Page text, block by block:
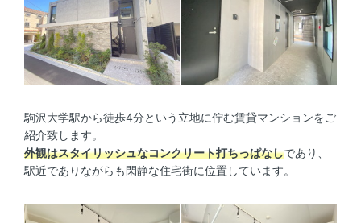
駒沢大学駅から徒歩4分という立地に佇む賃貸マンションをご
紹介致します。
外観はスタイリッシュなコンクリート打ちっぱなしであり、
駅近でありながらも閑静な住宅街に位置しています。